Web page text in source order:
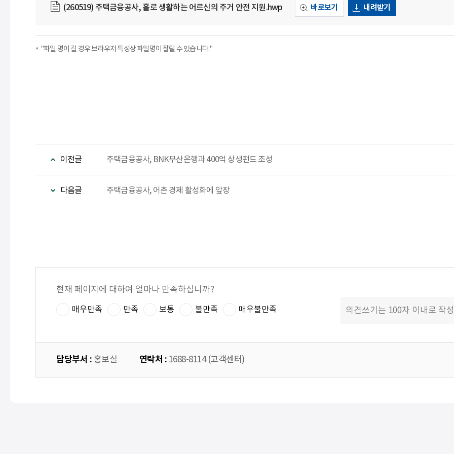
(260519) 주택금융공사, 홀로 생활하는 어르신의 주거 안전 지원.hwp 바로보기 내려받기
"파일 명이 길 경우 브라우저 특성상 파일명이 잘릴 수 있습니다."
이전글 주택금융공사, BNK부산은행과 400억 상생펀드 조성
다음글 주택금융공사, 어촌 경제 활성화에 앞장
현재 페이지에 대하여 얼마나 만족하십니까?
매우만족 만족 보통 불만족 매우불만족
담당부서 : 홍보실 연락처 : 1688-8114 (고객센터)